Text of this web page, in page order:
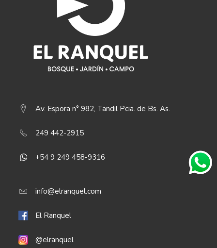
Av. Espora n° 982, Tandil Pcia. de Bs. As.
249 442-2915
+54 9 249 458-9316
info@elranquel.com
El Ranquel
@elranquel